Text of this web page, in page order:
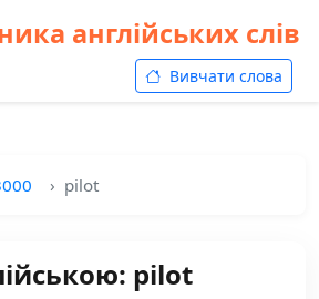
англійських слів
Вивчати слова
pilot
pilot